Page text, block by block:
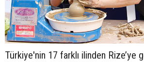
Türkiye'nin 17 farklı ilinden Rize’ye